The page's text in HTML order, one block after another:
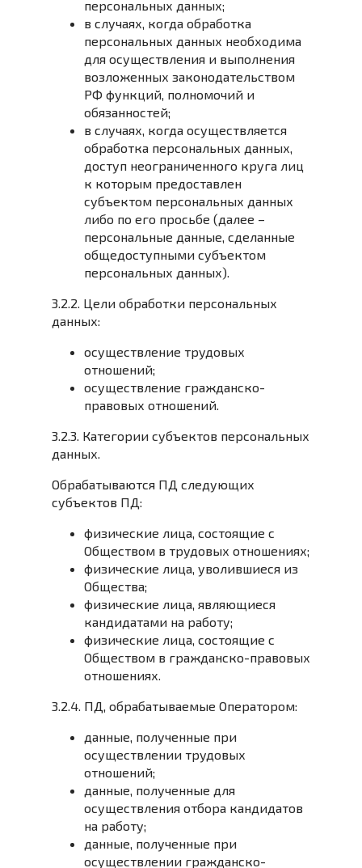
персональных данных;
в случаях, когда обработка
персональных данных необходима
для осуществления и выполнения
возложенных законодательством
РФ функций, полномочий и
обязанностей;
в случаях, когда осуществляется
обработка персональных данных,
доступ неограниченного круга лиц
к которым предоставлен
субъектом персональных данных
либо по его просьбе (далее –
персональные данные, сделанные
общедоступными субъектом
персональных данных).
3.2.2. Цели обработки персональных
данных:
осуществление трудовых
отношений;
осуществление гражданско-
правовых отношений.
3.2.3. Категории субъектов персональных
данных.
Обрабатываются ПД следующих
субъектов ПД:
физические лица, состоящие с
Обществом в трудовых отношениях;
физические лица, уволившиеся из
Общества;
физические лица, являющиеся
кандидатами на работу;
физические лица, состоящие с
Обществом в гражданско-правовых
отношениях.
3.2.4. ПД, обрабатываемые Оператором:
данные, полученные при
осуществлении трудовых
отношений;
данные, полученные для
осуществления отбора кандидатов
на работу;
данные, полученные при
осуществлении гражданско-